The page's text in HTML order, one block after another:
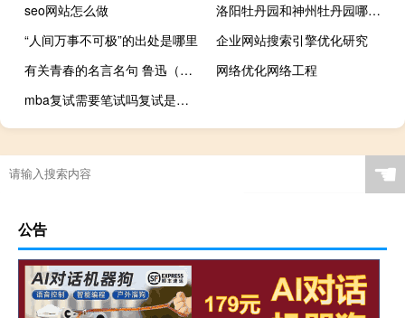
seo网站怎么做
洛阳牡丹园和神州牡丹园哪个好 洛阳牡丹园哪个最好
“人间万事不可极”的出处是哪里
企业网站搜索引擎优化研究
有关青春的名言名句 鲁迅（有关青春的名言）
网络优化网络工程
mba复试需要笔试吗复试是在什么时候
☚
公告